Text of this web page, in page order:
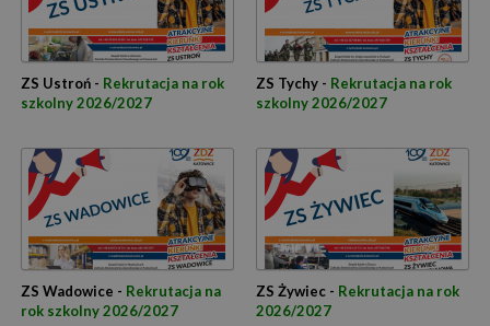
ZS Ustroń - Rekrutacja na rok
szkolny 2026/2027
ZS Tychy - Rekrutacja na rok
szkolny 2026/2027
ZS Wadowice - Rekrutacja na
rok szkolny 2026/2027
ZS Żywiec - Rekrutacja na rok
2026/2027